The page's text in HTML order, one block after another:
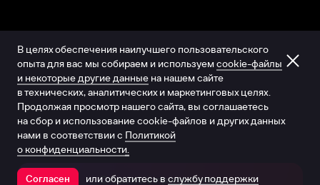
Открыть в приложении
В целях обеспечения наилучшего пользовательского
опыта для вас мы собираем и используем cookie-файлы
и некоторые другие данные на нашем сайте
в технических, аналитических и маркетинговых целях.
Продолжая просмотр нашего сайта, вы соглашаетесь
на сбор и использование cookie-файлов и других данных
нами в соответствии с Политикой
о конфиденциальности.
Согласен или обратитесь в службу поддержки